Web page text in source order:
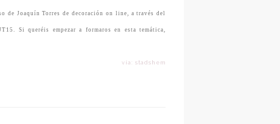
de Joaquín Torres de decoración on line, a través del
Siqueréis empezar a formarosen esta temática,
vía: stadshem